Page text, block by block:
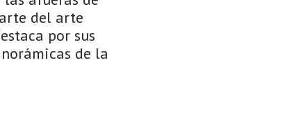
del arte
por sus
de la